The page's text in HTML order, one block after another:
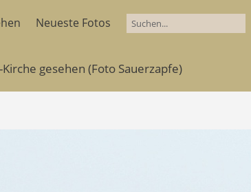
Neueste Fotos
gesehen (Foto Sauerzapfe)